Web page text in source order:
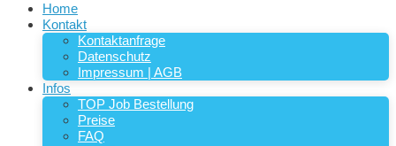
Home
Kontakt
Kontaktanfrage
Datenschutz
Impressum | AGB
Infos
TOP Job Bestellung
Preise
FAQ